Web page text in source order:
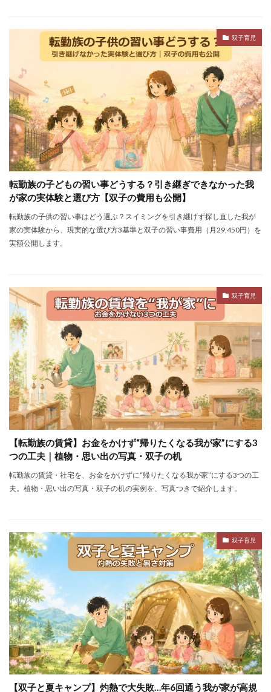
双子育児
転勤族の子どもの習い事どうする？引き継ぎできなかった我
が家の実体験と選び方【双子の費用も公開】
転勤族の子供の習い事はどう選ぶ？スイミングを引き継げず探し直した我が
家の実体験から、現実的な選び方3基準と双子の習い事費用（月29,450円）を
実額公開します。
双子育児
【転勤族の賃貸】お金をかけず“帰りたくなる我が家”にする3
つの工夫｜植物・思い出の写真・双子の机
転勤族の賃貸・社宅を、お金をかけずに“帰りたくなる我が家”にする3つの工
夫。植物・思い出の写真・双子の机の実例を、写真つきで紹介します。
双子育児
【双子と夏キャンプ】灼熱で大失敗…年6回通う我が家が高規